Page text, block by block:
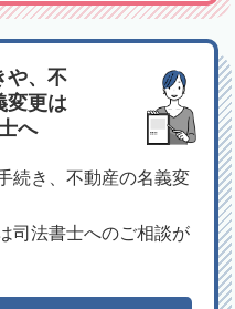
や、不
変更は
へ
続き、不動産の名義変
司法書士へのご相談が